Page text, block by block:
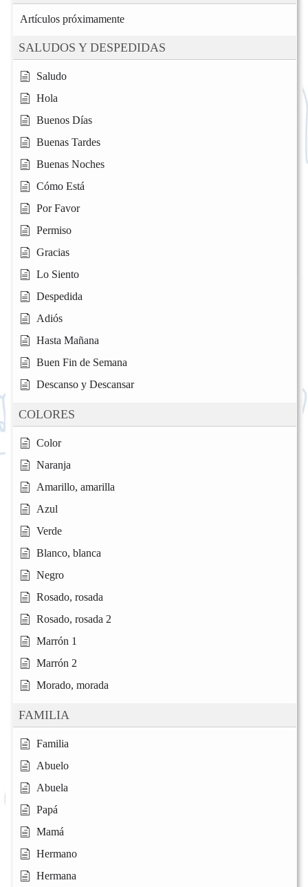
Artículos próximamente
SALUDOS Y DESPEDIDAS
Saludo
Hola
Buenos Días
Buenas Tardes
Buenas Noches
Cómo Está
Por Favor
Permiso
Gracias
Lo Siento
Despedida
Adiós
Hasta Mañana
Buen Fin de Semana
Descanso y Descansar
COLORES
Color
Naranja
Amarillo, amarilla
Azul
Verde
Blanco, blanca
Negro
Rosado, rosada
Rosado, rosada 2
Marrón 1
Marrón 2
Morado, morada
FAMILIA
Familia
Abuelo
Abuela
Papá
Mamá
Hermano
Hermana